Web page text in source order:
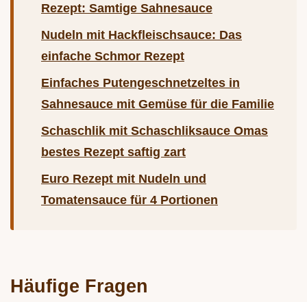
Rezept: Samtige Sahnesauce
Nudeln mit Hackfleischsauce: Das
einfache Schmor Rezept
Einfaches Putengeschnetzeltes in
Sahnesauce mit Gemüse für die Familie
Schaschlik mit Schaschliksauce Omas
bestes Rezept saftig zart
Euro Rezept mit Nudeln und
Tomatensauce für 4 Portionen
Häufige Fragen